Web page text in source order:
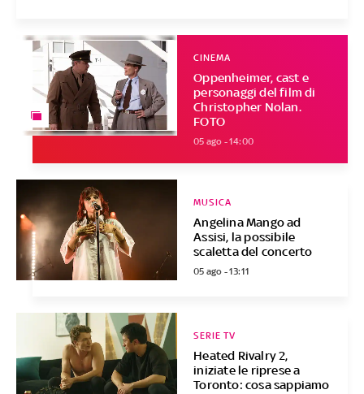
Oppenheimer, cast e
personaggi del film di
Christopher Nolan.
FOTO
CINEMA
05 ago - 14:00
Angelina Mango ad
Assisi, la possibile
scaletta del concerto
MUSICA
05 ago - 13:11
Heated Rivalry 2,
iniziate le riprese a
Toronto: cosa sappiamo
SERIE TV